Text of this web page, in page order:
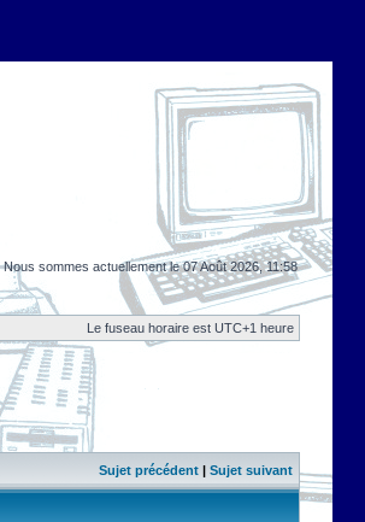
Nous sommes actuellement le 07 Août 2026, 11:58
Le fuseau horaire est UTC+1 heure
Sujet précédent | Sujet suivant